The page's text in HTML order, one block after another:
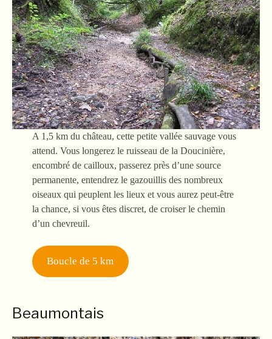
A 1,5 km du château, cette petite vallée sauvage vous
attend. Vous longerez le ruisseau de la Doucinière,
encombré de cailloux, passerez près d’une source
permanente, entendrez le gazouillis des nombreux
oiseaux qui peuplent les lieux et vous aurez peut-être
la chance, si vous êtes discret, de croiser le chemin
d’un chevreuil.
Boucle de 5 km
Beaumontais